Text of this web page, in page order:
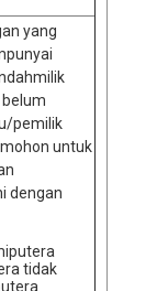
yang
pemilik
untuk
dengan
tidak